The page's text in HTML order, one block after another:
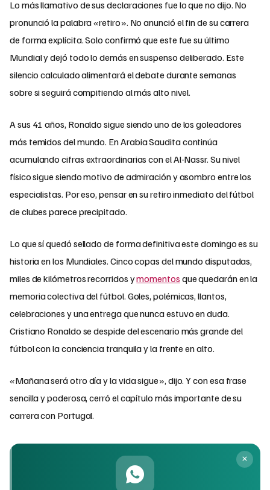
Lo más llamativo de sus declaraciones fue lo que no dijo. No
pronunció la palabra «retiro». No anunció el fin de su carrera
de forma explícita. Solo confirmó que este fue su último
Mundial y dejó todo lo demás en suspenso deliberado. Este
silencio calculado alimentará el debate durante semanas
sobre si seguirá compitiendo al más alto nivel.
A sus 41 años, Ronaldo sigue siendo uno de los goleadores
más temidos del mundo. En Arabia Saudita continúa
acumulando cifras extraordinarias con el Al-Nassr. Su nivel
físico sigue siendo motivo de admiración y asombro entre los
especialistas. Por eso, pensar en su retiro inmediato del fútbol
de clubes parece precipitado.
Lo que sí quedó sellado de forma definitiva este domingo es su
historia en los Mundiales. Cinco copas del mundo disputadas,
miles de kilómetros recorridos ymomentos que quedarán en la
memoria colectiva del fútbol. Goles, polémicas, llantos,
celebraciones y una entrega que nunca estuvo en duda.
Cristiano Ronaldo se despide del escenario más grande del
fútbol con la conciencia tranquila y la frente en alto.
«Mañana será otro día y la vida sigue», dijo. Y con esa frase
sencilla y poderosa, cerró el capítulo más importante de su
carrera con Portugal.